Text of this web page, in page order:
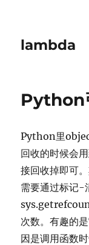
lambda
Python
Python里
回收的时候会
接回收掉即可
需要通过标记-
次数。有趣的
因是调用函数